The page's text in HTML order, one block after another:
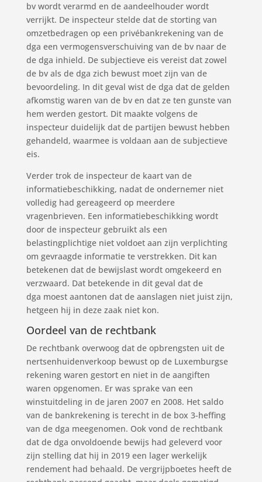
bv wordt verarmd en de aandeelhouder wordt
verrijkt. De inspecteur stelde dat de storting van
omzetbedragen op een privébankrekening van de
dga een vermogensverschuiving van de bv naar de
de dga inhield. De subjectieve eis vereist dat zowel
de bv als de dga zich bewust moet zijn van de
bevoordeling. In dit geval wist de dga dat de gelden
afkomstig waren van de bv en dat ze ten gunste van
hem werden gestort. Dit maakte volgens de
inspecteur duidelijk dat de partijen bewust hebben
gehandeld, waarmee is voldaan aan de subjectieve
eis.
Verder trok de inspecteur de kaart van de
informatiebeschikking, nadat de ondernemer niet
volledig had gereageerd op meerdere
vragenbrieven. Een informatiebeschikking wordt
door de inspecteur gebruikt als een
belastingplichtige niet voldoet aan zijn verplichting
om gevraagde informatie te verstrekken. Dit kan
betekenen dat de bewijslast wordt omgekeerd en
verzwaard. Dat betekende in dit geval dat de
dga moest aantonen dat de aanslagen niet juist zijn,
hetgeen hij in deze zaak niet kon.
Oordeel van de rechtbank
De rechtbank overwoog dat de opbrengsten uit de
nertsenhuidenverkoop bewust op de Luxemburgse
rekening waren gestort en niet in de aangiften
waren opgenomen. Er was sprake van een
winstuitdeling in de jaren 2007 en 2008. Het saldo
van de bankrekening is terecht in de box 3-heffing
van de dga meegenomen. Ook vond de rechtbank
dat de dga onvoldoende bewijs had geleverd voor
zijn stelling dat hij in 2019 een lager werkelijk
rendement had behaald. De vergrijpboetes heeft de